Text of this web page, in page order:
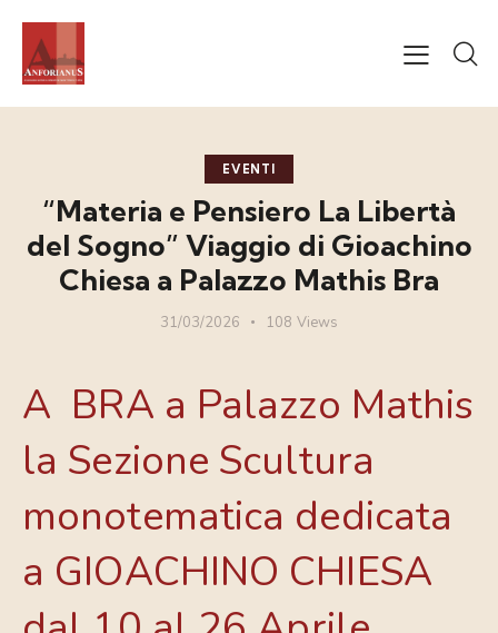
EVENTI
“Materia e Pensiero La Libertà
del Sogno” Viaggio di Gioachino
Chiesa a Palazzo Mathis Bra
31/03/2026 108 Views
A BRA a Palazzo Mathis
la Sezione Scultura
monotematica dedicata
a GIOACHINO CHIESA